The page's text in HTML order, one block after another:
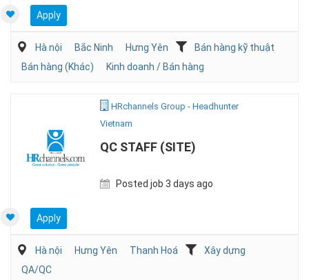
Apply
Hà nội Bắc Ninh Hưng Yên
Bán hàng kỹ thuật
Bán hàng (Khác)
Kinh doanh / Bán hàng
HRchannels Group - Headhunter
Vietnam
QC STAFF (SITE)
Posted job 3 days ago
Apply
Hà nội Hưng Yên Thanh Hoá
Xây dựng
QA/QC